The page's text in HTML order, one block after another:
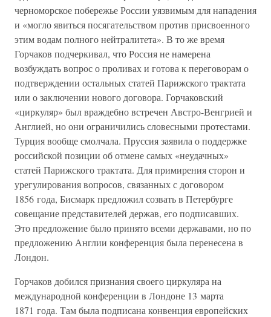
черноморское побережье России уязвимым для нападения
и «могло явиться посягательством против присвоенного
этим водам полного нейтралитета». В то же время
Горчаков подчеркивал, что Россия не намерена
возбуждать вопрос о проливах и готова к переговорам о
подтверждении остальных статей Парижского трактата
или о заключении нового договора. Горчаковский
«циркуляр» был враждебно встречен Австро-Венгрией и
Англией, но они ограничились словесными протестами.
Турция вообще смолчала. Пруссия заявила о поддержке
российской позиции об отмене самых «неудачных»
статей Парижского трактата. Для примирения сторон и
урегулирования вопросов, связанных с договором
1856 года, Бисмарк предложил созвать в Петербурге
совещание представителей держав, его подписавших.
Это предложение было принято всеми державами, но по
предложению Англии конференция была перенесена в
Лондон.
Горчаков добился признания своего циркуляра на
международной конференции в Лондоне 13 марта
1871 года. Там была подписана конвенция европейских